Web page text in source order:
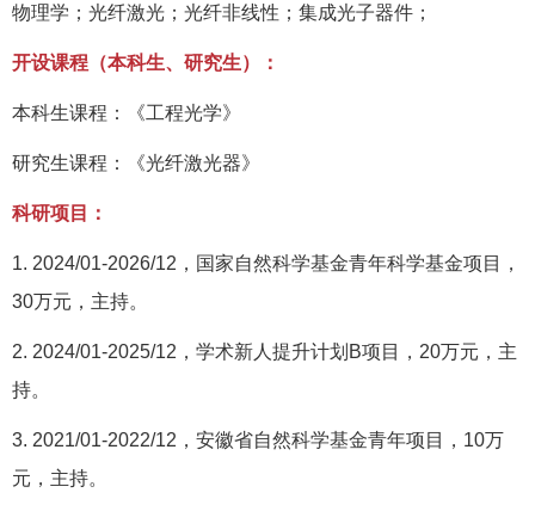
物理学；光纤激光；光纤非线性；集成光子器件；
开设课程（本科生、研究生）：
本科生课程：《工程光学》
研究生课程：《光纤激光器》
科研项目：
1. 2024/01-2026/12 ， 国家自然科学基金青年科学基金项目
，
30万元，主持。
2. 2024/01-2025/12 ，学术新人提升计划 B项目， 20万元，主
持。
3. 2021/01-2022/12 ，安徽省自然科学基金青年项目， 10万
元，主持。